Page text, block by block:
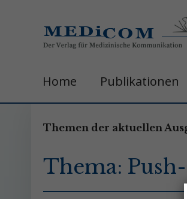
Home Publikationen
Themen der aktuellen
Thema: